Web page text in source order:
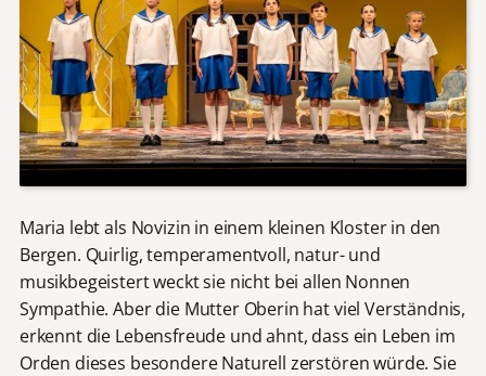
Maria lebt als Novizin in einem kleinen Kloster in den
Bergen. Quirlig, temperamentvoll, natur- und
musikbegeistert weckt sie nicht bei allen Nonnen
Sympathie. Aber die Mutter Oberin hat viel Verständnis,
erkennt die Lebensfreude und ahnt, dass ein Leben im
Orden dieses besondere Naturell zerstören würde. Sie